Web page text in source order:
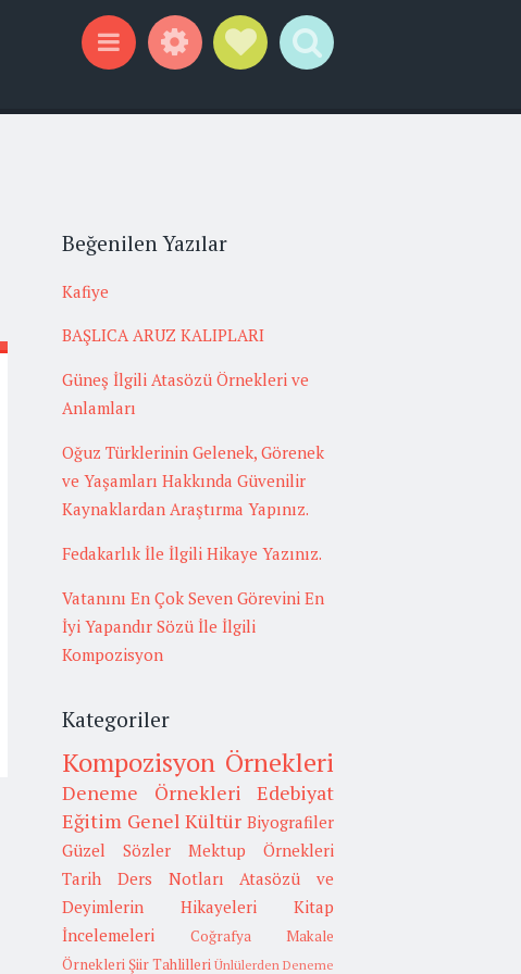
Beğenilen Yazılar
Kafiye
BAŞLICA ARUZ KALIPLARI
Güneş İlgili Atasözü Örnekleri ve
Anlamları
Oğuz Türklerinin Gelenek, Görenek
ve Yaşamları Hakkında Güvenilir
Kaynaklardan Araştırma Yapınız.
Fedakarlık İle İlgili Hikaye Yazınız.
Vatanını En Çok Seven Görevini En
İyi Yapandır Sözü İle İlgili
Kompozisyon
Kategoriler
Kompozisyon Örnekleri
Deneme Örnekleri
Edebiyat
Eğitim Genel Kültür Biyografiler
Güzel Sözler
Mektup Örnekleri
Tarih
Ders Notları
Atasözü ve
Deyimlerin Hikayeleri
Kitap
İncelemeleri
Coğrafya
Makale
Örnekleri Şiir Tahlilleri Ünlülerden Deneme